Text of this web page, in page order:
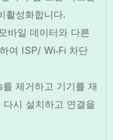
활성화합니다.
모바일 데이터와 다른
여 ISP/ Wi‑Fi 차단
제거하고 기기를 재
시 설치하고 연결을